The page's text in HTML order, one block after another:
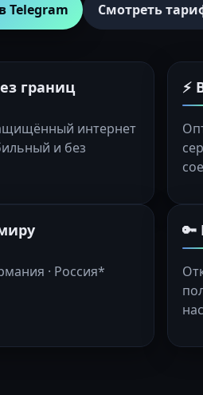
Telegram Смотреть
границ
интернет
и без
⚡
· Россия*
🔑